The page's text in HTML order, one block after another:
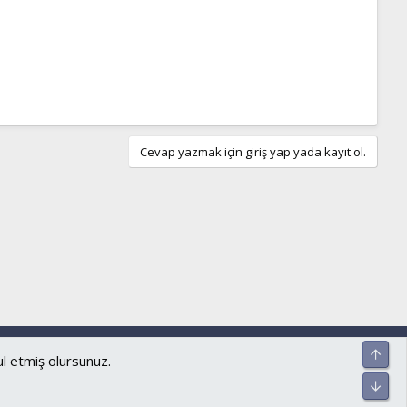
Cevap yazmak için giriş yap yada kayıt ol.
R
S
etmiş olursunuz.
Üst
Alt